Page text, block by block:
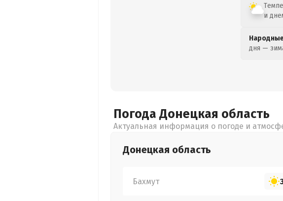
и
дня —
Погода Донецкая область
Актуальная информация о погоде и
Донецкая область
Бахмут